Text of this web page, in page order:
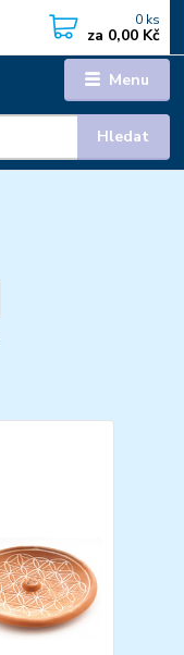
Menu
Hledat
0 ks
za 0,00 Kč